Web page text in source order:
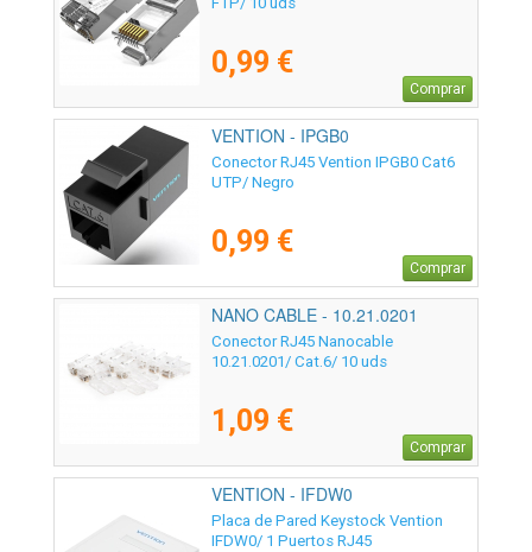
0,99 €
Comprar
VENTION - IPGB0
Conector RJ45 Vention IPGB0 Cat6
UTP/ Negro
0,99 €
Comprar
NANO CABLE - 10.21.0201
Conector RJ45 Nanocable
10.21.0201/ Cat.6/ 10 uds
1,09 €
Comprar
VENTION - IFDW0
Placa de Pared Keystock Vention
IFDW0/ 1 Puertos RJ45